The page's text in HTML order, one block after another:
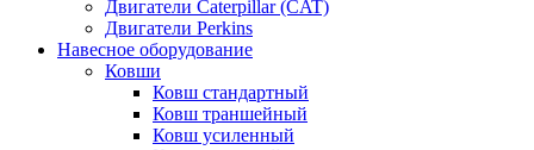
Двигатели Caterpillar (CAT)
Двигатели Perkins
Навесное оборудование
Ковши
Ковш стандартный
Ковш траншейный
Ковш усиленный